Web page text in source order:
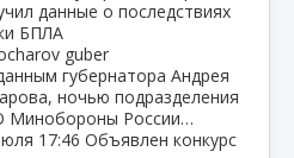
данные о последствиях
БПЛА
губернатора Андрея
ночью подразделения
Минобороны России…
17:46 Объявлен конкурс